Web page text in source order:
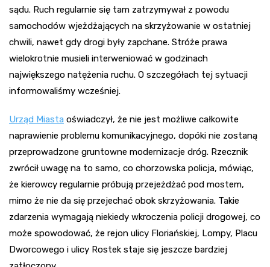
sądu. Ruch regularnie się tam zatrzymywał z powodu
samochodów wjeżdżających na skrzyżowanie w ostatniej
chwili, nawet gdy drogi były zapchane. Stróże prawa
wielokrotnie musieli interweniować w godzinach
największego natężenia ruchu. O szczegółach tej sytuacji
informowaliśmy wcześniej.
Urząd Miasta oświadczył, że nie jest możliwe całkowite
naprawienie problemu komunikacyjnego, dopóki nie zostaną
przeprowadzone gruntowne modernizacje dróg. Rzecznik
zwrócił uwagę na to samo, co chorzowska policja, mówiąc,
że kierowcy regularnie próbują przejeżdżać pod mostem,
mimo że nie da się przejechać obok skrzyżowania. Takie
zdarzenia wymagają niekiedy wkroczenia policji drogowej, co
może spowodować, że rejon ulicy Floriańskiej, Lompy, Placu
Dworcowego i ulicy Rostek staje się jeszcze bardziej